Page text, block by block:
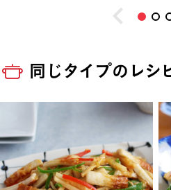
同じタイプのレシ